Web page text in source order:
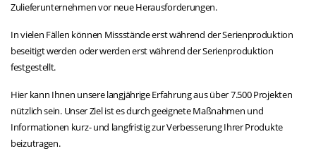
Zulieferunternehmen vor neue Herausforderungen.
In vielen Fällen können Missstände erst während der Serienproduktion
beseitigt werden oder werden erst während der Serienproduktion
festgestellt.
Hier kann Ihnen unsere langjährige Erfahrung aus über 7.500 Projekten
nützlich sein. Unser Ziel ist es durch geeignete Maßnahmen und
Informationen kurz- und langfristig zur Verbesserung Ihrer Produkte
beizutragen.